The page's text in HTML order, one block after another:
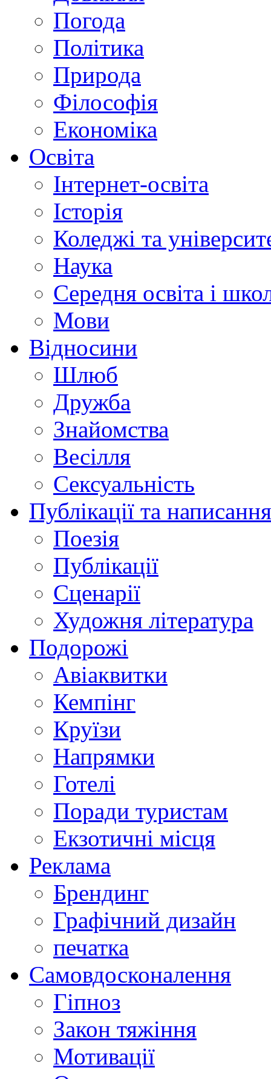
Погода
Політика
Природа
Філософія
Економіка
Освіта
Інтернет-освіта
Історія
Коледжі та
Наука
Середня освіта і
Мови
Відносини
Шлюб
Дружба
Знайомства
Весілля
Сексуальність
Публікації та
Поезія
Публікації
Сценарії
Художня література
Подорожі
Авіаквитки
Кемпінг
Круїзи
Напрямки
Готелі
Поради туристам
Екзотичні місця
Реклама
Брендинг
Графічний дизайн
печатка
Самовдосконалення
Гіпноз
Закон тяжіння
Мотивації